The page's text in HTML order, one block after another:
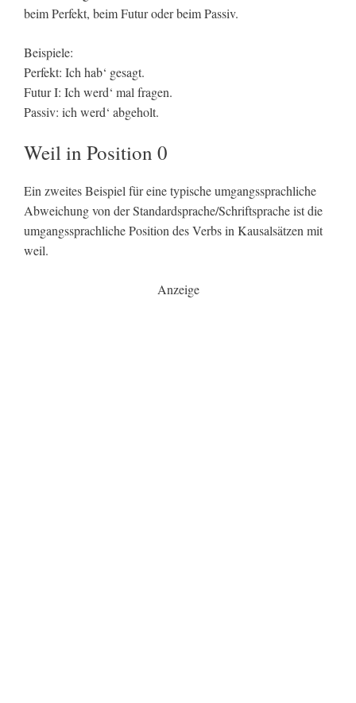
beim Perfekt, beim Futur oder beim Passiv.
Beispiele:
Perfekt: Ich hab‘ gesagt.
Futur I: Ich werd‘ mal fragen.
Passiv: ich werd‘ abgeholt.
Weil in Position 0
Ein zweites Beispiel für eine typische umgangssprachliche
Abweichung von der Standardsprache/Schriftsprache ist die
umgangssprachliche Position des Verbs in Kausalsätzen mit
weil.
Anzeige